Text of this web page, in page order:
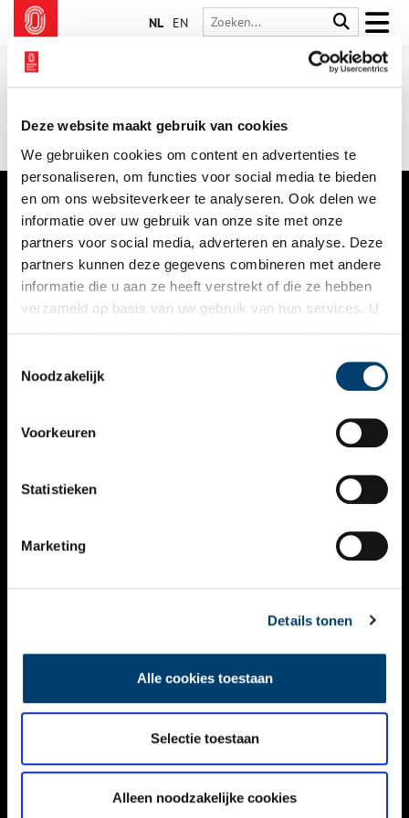
Deze website maakt gebruik van cookies
We gebruiken cookies om content en advertenties te
personaliseren, om functies voor social media te bieden
en om ons websiteverkeer te analyseren. Ook delen we
informatie over uw gebruik van onze site met onze
partners voor social media, adverteren en analyse. Deze
partners kunnen deze gegevens combineren met andere
informatie die u aan ze heeft verstrekt of die ze hebben
verzameld op basis van uw gebruik van hun services. U
Noodzakelijk
Voorkeuren
Statistieken
Marketing
Details tonen
Alle cookies toestaan
Selectie toestaan
Alleen noodzakelijke cookies
NL EN
VERHALEN
NIEUWS
KALENDER
ACTIVITEITEN
NIEUWSBRIEF
DISCLAIMER
TOEGANKELIJKHEID
Volg ONH op social media